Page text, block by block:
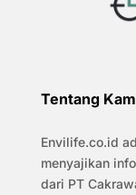
Tentang
Envilife.co.id
menyajikan
dari PT